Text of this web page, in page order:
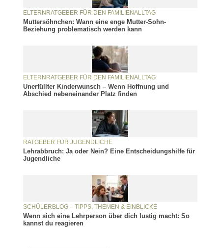
ELTERNRATGEBER FÜR DEN FAMILIENALLTAG
Muttersöhnchen: Wann eine enge Mutter-Sohn-
Beziehung problematisch werden kann
ELTERNRATGEBER FÜR DEN FAMILIENALLTAG
Unerfüllter Kinderwunsch – Wenn Hoffnung und
Abschied nebeneinander Platz finden
RATGEBER FÜR JUGENDLICHE
Lehrabbruch: Ja oder Nein? Eine Entscheidungshilfe für
Jugendliche
SCHÜLERBLOG – TIPPS, THEMEN & EINBLICKE
Wenn sich eine Lehrperson über dich lustig macht: So
kannst du reagieren